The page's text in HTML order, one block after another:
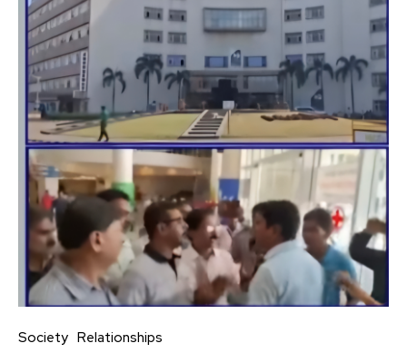
Society Relationships